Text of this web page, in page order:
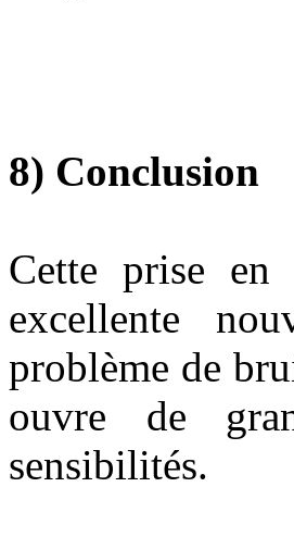
8) Conclusion
Cette prise
excellente
problème de
ouvre de
sensibilités.